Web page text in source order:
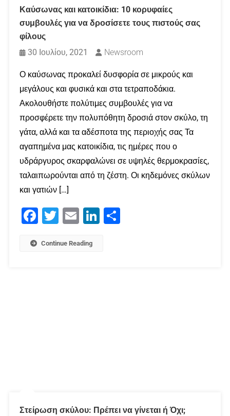
Καύσωνας και κατοικίδια: 10 κορυφαίες
συμβουλές για να δροσίσετε τους πιστούς σας
φίλους
30 Ιουλίου, 2021
Newsroom
Ο καύσωνας προκαλεί δυσφορία σε μικρούς και
μεγάλους και φυσικά και στα τετραποδάκια.
Ακολουθήστε πολύτιμες συμβουλές για να
προσφέρετε την πολυπόθητη δροσιά στον σκύλο, τη
γάτα, αλλά και τα αδέσποτα της περιοχής σας Τα
αγαπημένα μας κατοικίδια, τις ημέρες που ο
υδράργυρος σκαρφαλώνει σε υψηλές θερμοκρασίες,
ταλαιπωρούνται από τη ζέστη. Οι κηδεμόνες σκύλων
και γατιών […]
Facebook
Twitter Email LinkedIn
Continue Reading
Στείρωση σκύλου: Πρέπει να γίνεται ή Όχι;